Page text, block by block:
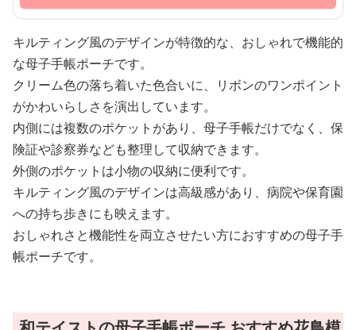
キルティング風のデザインが特徴的な、おしゃれで機能的
な母子手帳ポーチです。
クリーム色の落ち着いた色合いに、リボンのワンポイント
がかわいらしさを演出しています。
内側には複数のポケットがあり、母子手帳だけでなく、保
険証や診察券なども整理して収納できます。
外側のポケットは小物の収納に便利です。
キルティング風のデザインは高級感があり、病院や保育園
への持ち歩きにも映えます。
おしゃれさと機能性を両立させたい方におすすめの母子手
帳ポーチです。